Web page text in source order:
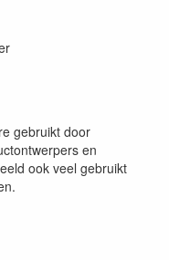
gebruikt door
en
ook veel gebruikt